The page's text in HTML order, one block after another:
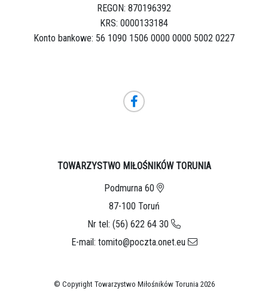
REGON: 870196392
KRS: 0000133184
Konto bankowe: 56 1090 1506 0000 0000 5002 0227
TOWARZYSTWO MIŁOŚNIKÓW TORUNIA
Podmurna 60
87-100 Toruń
Nr tel: (56) 622 64 30
E-mail: tomito@poczta.onet.eu
© Copyright Towarzystwo Miłośników Torunia 2026